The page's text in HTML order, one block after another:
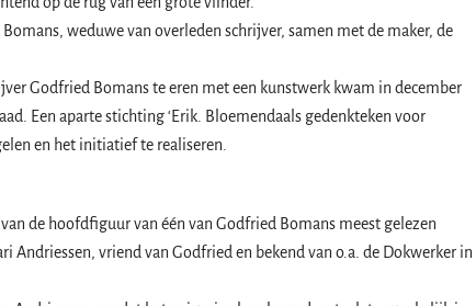
weduwe van overleden schrijver, samen met de maker, de
Godfried Bomans te eren met een kunstwerk kwam in december
Een aparte stichting ‘Erik. Bloemendaals gedenkteken voor
en het initiatief te realiseren.
de hoofdfiguur van één van Godfried Bomans meest gelezen
Andriessen, vriend van Godfried en bekend van o.a. de Dokwerker in